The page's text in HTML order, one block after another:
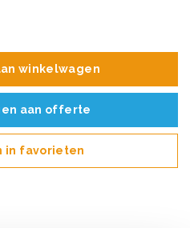
winkelwagen
aan offerte
in favorieten